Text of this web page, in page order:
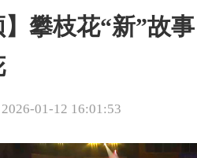
】攀枝花“新”故
01-12 16:01:53